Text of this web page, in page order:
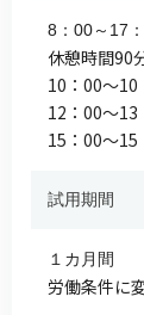
8：00～17
休憩時間90
10：00～10
12：00～13
15：00～15
試用期間
１カ月間
労働条件に